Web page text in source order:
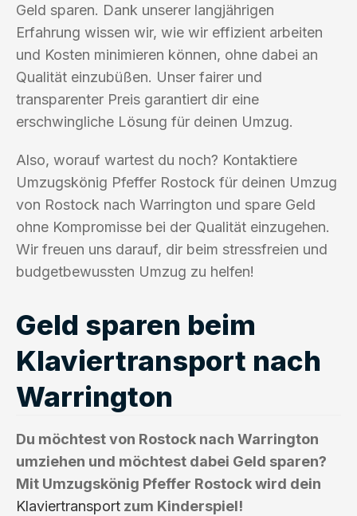
Geld sparen. Dank unserer langjährigen
Erfahrung wissen wir, wie wir effizient arbeiten
und Kosten minimieren können, ohne dabei an
Qualität einzubüßen. Unser fairer und
transparenter Preis garantiert dir eine
erschwingliche Lösung für deinen Umzug.
Also, worauf wartest du noch? Kontaktiere
Umzugskönig Pfeffer Rostock für deinen Umzug
von Rostock nach Warrington und spare Geld
ohne Kompromisse bei der Qualität einzugehen.
Wir freuen uns darauf, dir beim stressfreien und
budgetbewussten Umzug zu helfen!
Geld sparen beim
Klaviertransport nach
Warrington
Du möchtest von Rostock nach Warrington
umziehen und möchtest dabei Geld sparen?
Mit Umzugskönig Pfeffer Rostock wird dein
Klaviertransport zum Kinderspiel!